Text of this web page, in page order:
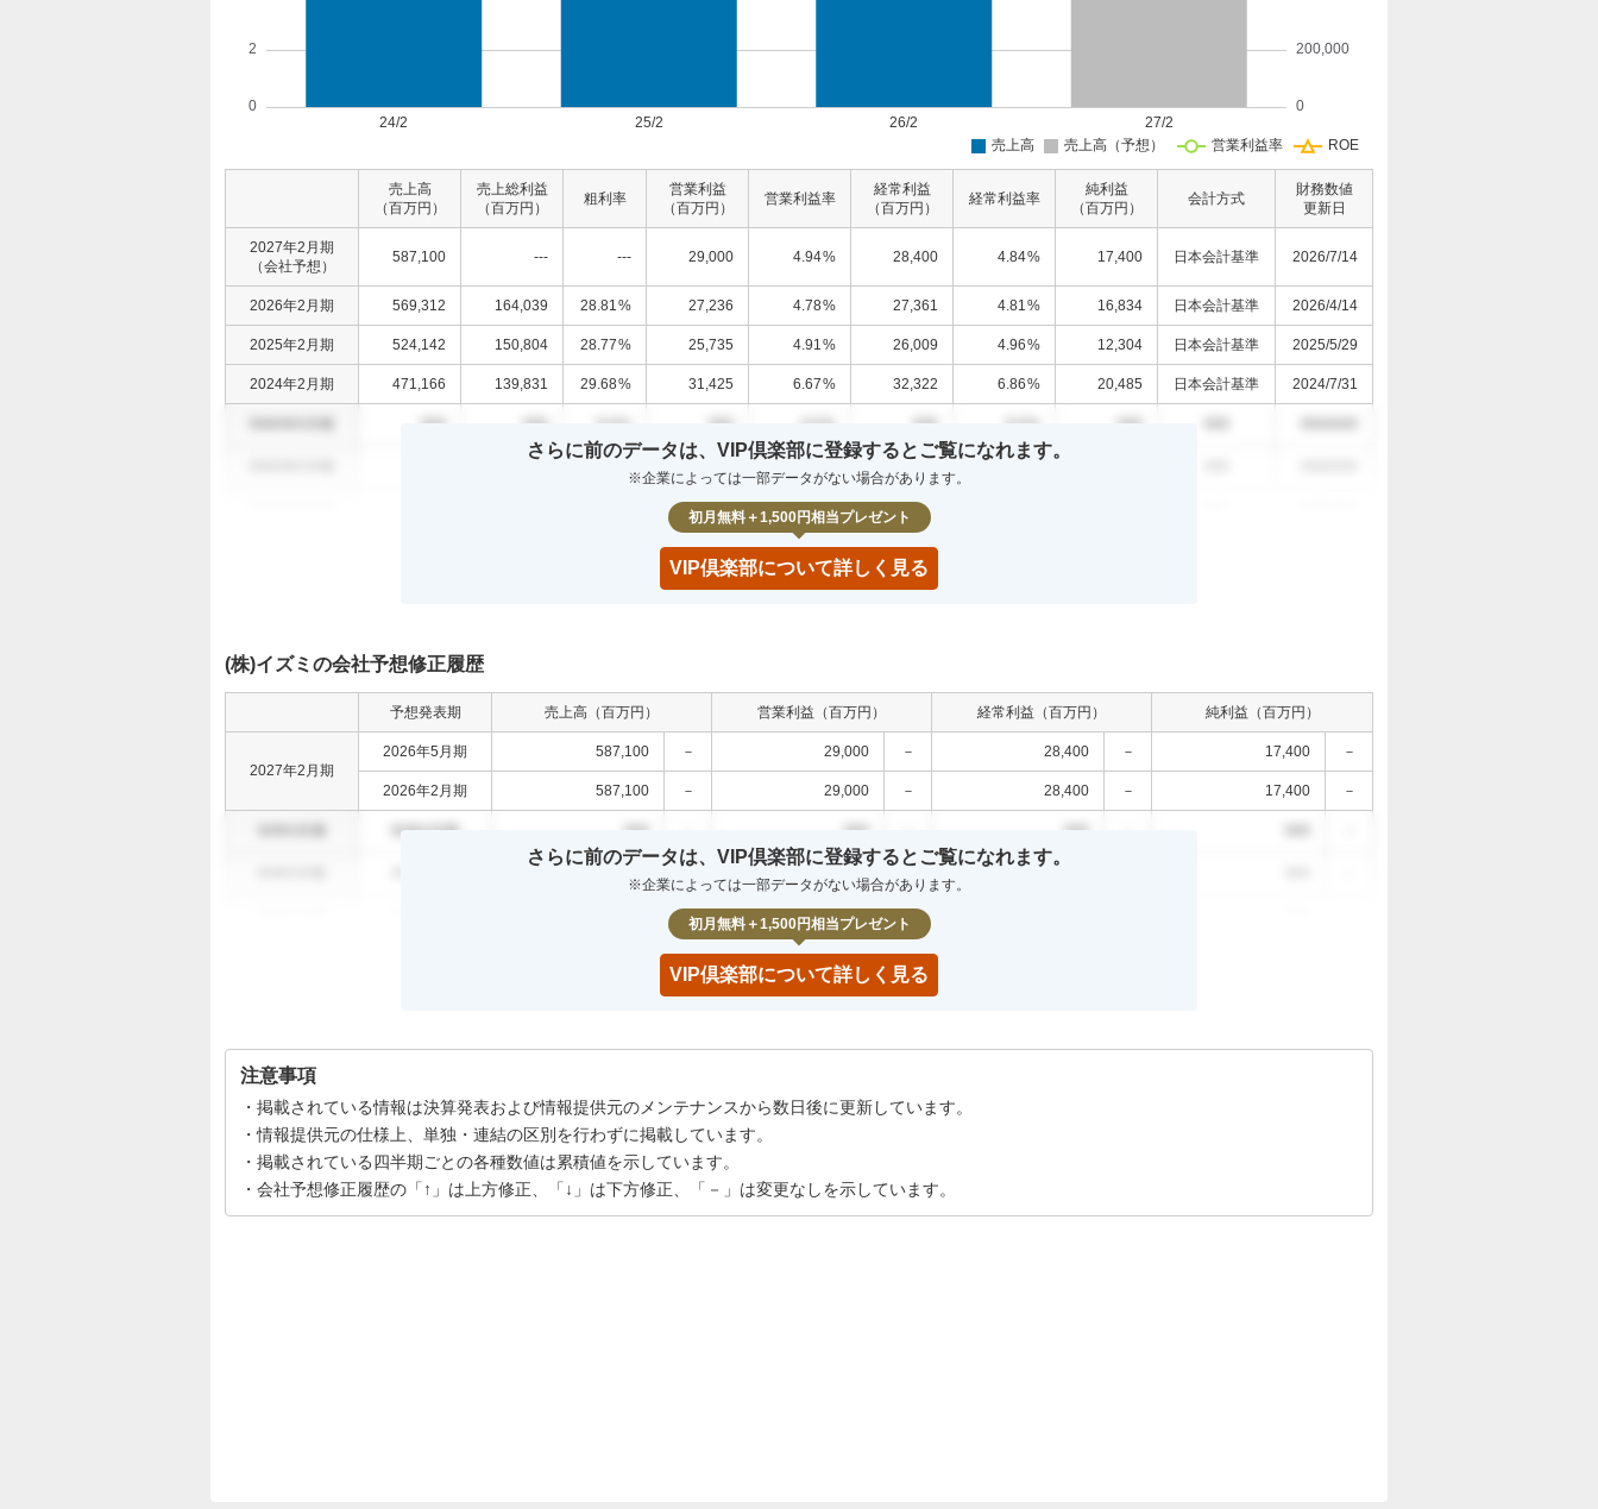
売上高
（百万円）
売上総利益
（百万円）
粗利率
営業利益
（百万円）
営業利益率
経常利益
（百万円）
経常利益率
純利益
（百万円）
会計方式
財務数値
更新日
2027年2月期
（会社予想）
587,100 --- --- 29,000 4.94% 28,400 4.84% 17,400 日本会計基準 2026/7/14
2026年2月期 569,312 164,039 28.81 % 27,236 4.78% 27,361 4.81 % 16,834 日本会計基準 2026/4/14
2025年2月期 524,142 150,804 28.77% 25,735 4.91 % 26,009 4.96% 12,304 日本会計基準 2025/5/29
2024年2月期 471,166 139,831 29.68% 31,425 6.67% 32,322 6.86% 20,485 日本会計基準 2024/7/31
000 000 0.0% 000 0.0% 000 0.0% 000
000 0.0% 000
さらに前のデータは、VIP倶楽部に登録するとご覧になれます。
※企業によっては一部データがない場合があります。
初月無料＋1,500円相当プレゼント
VIP倶楽部について詳しく見る
(株)イズミの会社予想修正履歴
予想発表期 売上高（百万円） 営業利益（百万円） 経常利益（百万円） 純利益（百万円）
2027年2月期
2026年5月期 587,100 － 29,000 － 28,400 － 17,400 －
2026年2月期 587,100 － 29,000 － 28,400 － 17,400 －
00年0月期 000 000 000
－ 000 －
さらに前のデータは、VIP倶楽部に登録するとご覧になれます。
※企業によっては一部データがない場合があります。
初月無料＋1,500円相当プレゼント
VIP倶楽部について詳しく見る
注意事項
掲載されている情報は決算発表および情報提供元のメンテナンスから数日後に更新しています。
情報提供元の仕様上、単独・連結の区別を行わずに掲載しています。
掲載されている四半期ごとの各種数値は累積値を示しています。
会社予想修正履歴の「↑」は上方修正、「↓」は下方修正、「－」は変更なしを示しています。